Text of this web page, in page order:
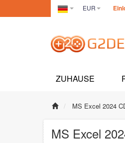
Germany(Deutsch)
EUR
ZUHAUSE
MS Excel 2024
MS Excel